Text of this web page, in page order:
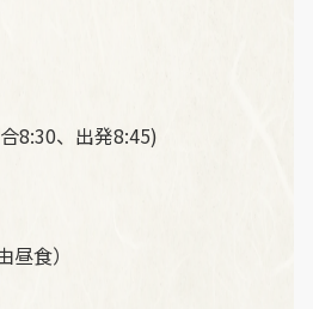
8:30、出発8:45)
食）